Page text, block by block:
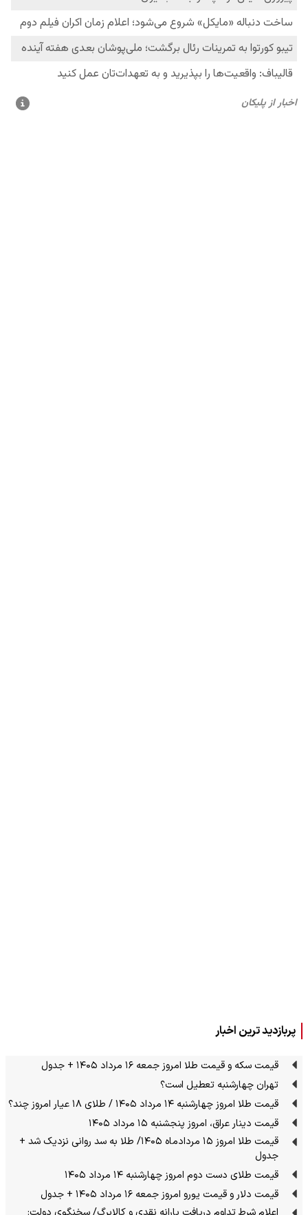
پربازدید ترین اخبار
قیمت سکه و قیمت طلا امروز جمعه ۱۶ مرداد ۱۴۰۵ + جدول
تهران چهارشنبه تعطیل است؟
قیمت طلا امروز چهارشنبه ۱۴ مرداد ۱۴۰۵ / طلای ۱۸ عیار امروز چند؟
قیمت دینار عراق، امروز پنجشنبه ۱۵ مرداد ۱۴۰۵
قیمت طلا امروز ۱۵ مردادماه ۱۴۰۵/ طلا به سد روانی نزدیک شد +
جدول
قیمت طلای دست دوم امروز چهارشنبه ۱۴ مرداد ۱۴۰۵
قیمت دلار و قیمت یورو امروز جمعه ۱۶ مرداد ۱۴۰۵ + جدول